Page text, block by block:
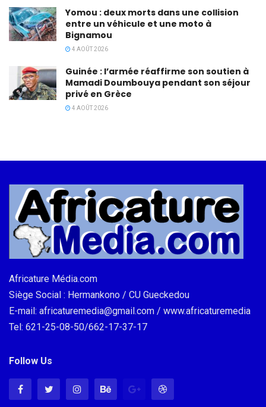
Yomou : deux morts dans une collision
entre un véhicule et une moto à
Bignamou
4 AOÛT 2026
Guinée : l’armée réaffirme son soutien à
Mamadi Doumbouya pendant son séjour
privé en Grèce
4 AOÛT 2026
Africature Média.com
Siège Social : Hermankono / CU Gueckedou
E-mail: africaturemedia@gmail.com / www.africaturemedia
Tel: 621-25-08-50/662-17-37-17
Follow Us